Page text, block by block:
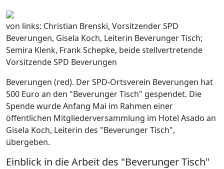
von links: Christian Brenski, Vorsitzender SPD
Beverungen, Gisela Koch, Leiterin Beverunger Tisch;
Semira Klenk, Frank Schepke, beide stellvertretende
Vorsitzende SPD Beverungen
Beverungen (red). Der SPD-Ortsverein Beverungen hat
500 Euro an den "Beverunger Tisch" gespendet. Die
Spende wurde Anfang Mai im Rahmen einer
öffentlichen Mitgliederversammlung im Hotel Asado an
Gisela Koch, Leiterin des "Beverunger Tisch",
übergeben.
Einblick in die Arbeit des "Beverunger Tisch"